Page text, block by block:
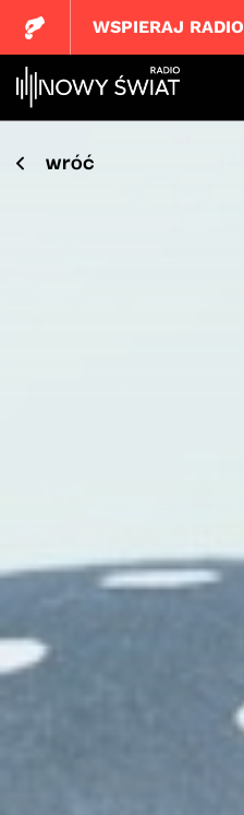
WSPIERAJ RADIO
wróć